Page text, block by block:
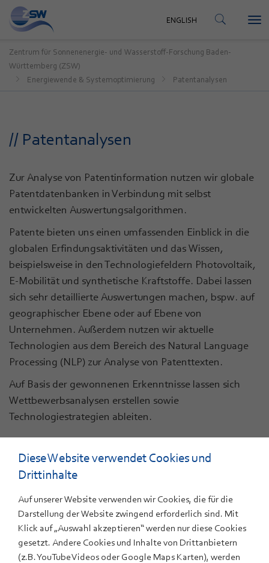
KONTAKT
ENGLISH
Zentrum für Sonnenenergie- und Wasserstoff-Forschung Baden-
Württemberg (ZSW)
Energiewende & Systemoptimierung
Patentanalysen
// Patentanalysen
Zur Analyse von Patentinformation nutzen wir globale
Patentdatenbanken in Verbindung mit selbst
entwickelten Auswertungsalgorithmen.
Patente bieten uns einen umfassenden Einblick in die
globalen Erfindungsaktivitäten und das Wissen,
beispielsweise in den Technologiefeldern Photovoltaik,
E-Mobilität und synthetische Kraftstoffe. Dabei lassen
sich sehr detaillierte Auswertungen machen, bspw. auf
geographischer Ebene oder auf Ebene von
Unternehmen. Außerdem nutzen wir aktuelle
Technologien aus dem Bereich des Natural Language
Processing (NLP) zur Analyse von Patenttexten.
Auf Basis der gewonnenen Erkenntnisse lassen sich
Wettbewerbsanalysen erstellen sowie
Technologiestrategien ableiten.
ANSPRECHPARTNER
Dr. oec. Tobias Buchmann
+49 711 7870-329
E-Mail
Mitarbeiterprofil
Diese Website verwendet Cookies und
Drittinhalte
Auf unserer Website verwenden wir Cookies, die für die
Darstellung der Website zwingend erforderlich sind. Mit
Klick auf „Auswahl akzeptieren“ werden nur diese Cookies
gesetzt. Andere Cookies und Inhalte von Drittanbietern
(z.B. YouTube Videos oder Google Maps Karten), werden